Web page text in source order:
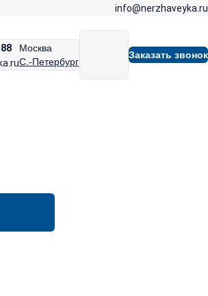
info@nerzhaveyka.ru
Москва
С.-Петербург
Заказать звонок